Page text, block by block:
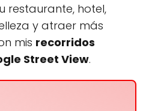
restaurante, hotel,
y atraer más
mis recorridos
Street View.